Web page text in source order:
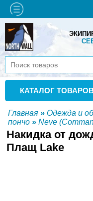
КАТАЛОГ
Главная » Одежда и
пончо » Neve
Накидка от
Плащ Lake